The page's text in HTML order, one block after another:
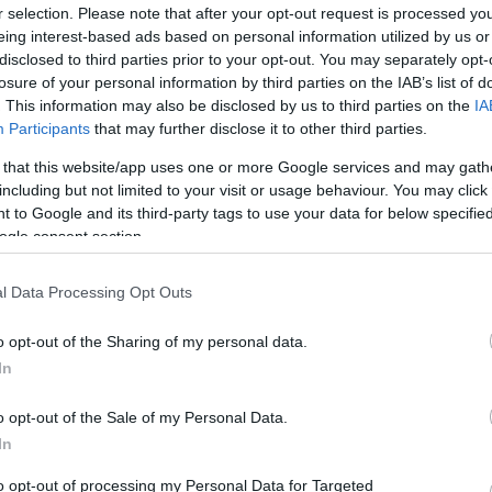
selection. Please note that after your opt-out request is processed
interest-based ads based on personal information utilized by us
to third parties prior to your opt-out. You may separately
of your personal information by third parties on the IAB’s list of
This information may also be disclosed by us to third parties on the
Participants that may further disclose it to other third parties.
that this website/app uses one or more Google services and may
but not limited to your visit or usage behaviour. You may
to Google and its third-party tags to use your data for below
consent section.
Data Processing Opt Outs
opt-out of the Sharing of my personal data.
opt-out of the Sale of my Personal Data.
opt-out of processing my Personal Data for Targeted
új SUV-ja
hibrid luxus SUV-val jelent meg a piacon
4,4 literes biturbó V8-as benzinmotorral
bír. Magyarországon 71,6 millió forintért
a BMW XM csúcsmodelljét, az XM Label Red-et is
BMW, 748 lóerővel és 1000 Nm
van ültetve 20-25 milliméterrel, szélesebb 20
Azonban a menetteljesítményei egyelőre nem